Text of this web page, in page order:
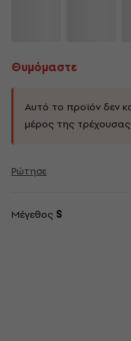
Θυμόμαστε
Αυτό το προϊόν δεν
μέρος της
Ρώτησε
Μέγεθος S